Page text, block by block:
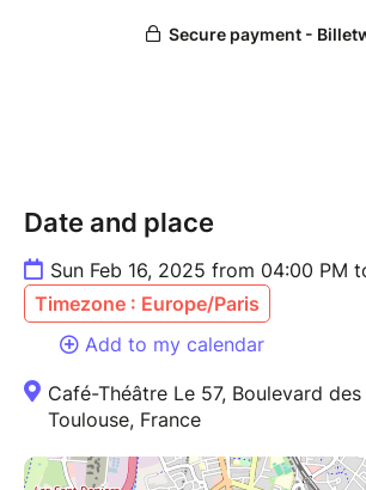
Date and place
Sun Feb 16, 2025 from 04:00 PM
Timezone : Europe/Paris
Add to my calendar
Café-Théâtre Le 57, Boulevard
Toulouse, France